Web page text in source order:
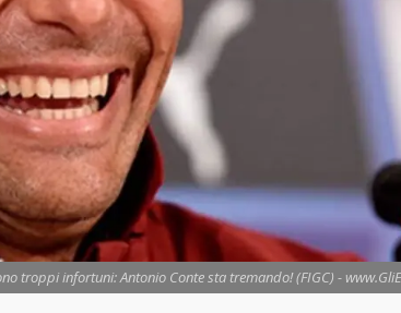
troppi infortuni: Antonio Conte sta tremando! (FIGC) -